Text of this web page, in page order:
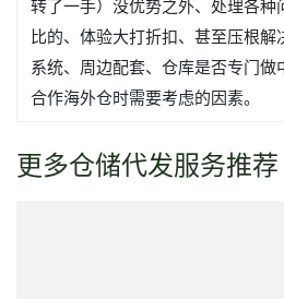
转了一手）没优势之外、处理各种
比的、体验大打折扣、甚至压根
系统、周边配套、仓库是否专门
合作海外仓时需要考虑的因素。
更多仓储代发服务推荐